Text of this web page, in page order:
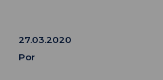
27.03.2020
Por